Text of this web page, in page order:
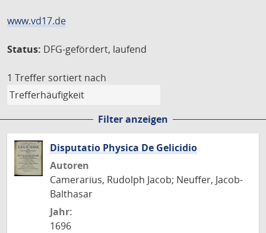
www.vd17.de
Status: DFG-gefördert, laufend
1 Treffer sortiert nach
Filter anzeigen
Disputatio Physica De Gelicidio
Autoren
Camerarius, Rudolph Jacob; Neuffer, Jacob-
Balthasar
Jahr:
1696